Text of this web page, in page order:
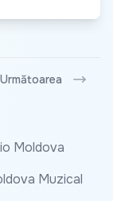
Următoarea
Moldova
Muzical